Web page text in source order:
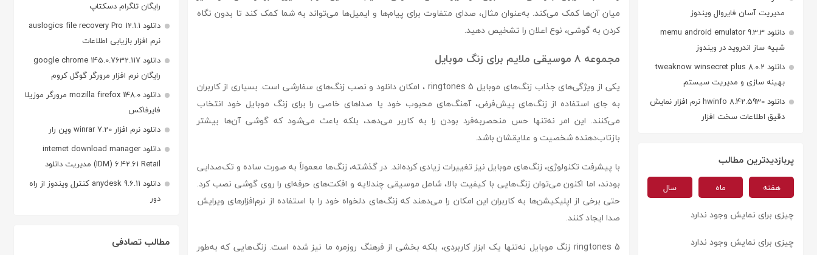
مدیریت آسان فایروال ویندوز
دانلود memu android emulator 9.3.3
شبیه ساز اندروید در ویندوز
دانلود tweaknow winsecret plus 8.0.2
بهینه سازی و مدیریت سیستم
دانلود hwinfo 8.42.5930 نرم افزار نمایش
دقیق اطلاعات سخت افزار
پربازدیدترین مطالب
هفته ماه سال
چیزی برای نمایش وجود ندارد
چیزی برای نمایش وجود ندارد
میان آن‌ها کمک می‌کند. به‌عنوان مثال، صدای متفاوت برای پیام‌ها و ایمیل‌ها می‌تواند به شما کمک کند تا بدون نگاه
کردن به گوشی، نوع اعلان را تشخیص دهید.
مجموعه 8 موسیقی ملایم برای زنگ موبایل
یکی از ویژگی‌های جذاب زنگ‌های موبایل ringtones 5 ، امکان دانلود و نصب زنگ‌های سفارشی است. بسیاری از کاربران
به جای استفاده از زنگ‌های پیش‌فرض، آهنگ‌های محبوب خود یا صداهای خاصی را برای زنگ موبایل خود انتخاب
می‌کنند. این امر نه‌تنها حس منحصربه‌فرد بودن را به کاربر می‌دهد، بلکه باعث می‌شود که گوشی آن‌ها بیشتر
بازتاب‌دهنده شخصیت و علایقشان باشد.
با پیشرفت تکنولوژی، زنگ‌های موبایل نیز تغییرات زیادی کرده‌اند. در گذشته، زنگ‌ها معمولاً به صورت ساده و تک‌صدایی
بودند، اما اکنون می‌توان زنگ‌هایی با کیفیت بالا، شامل موسیقی چندلایه و افکت‌های حرفه‌ای را روی گوشی نصب کرد.
حتی برخی از اپلیکیشن‌ها به کاربران این امکان را می‌دهند که زنگ‌های دلخواه خود را با استفاده از نرم‌افزارهای ویرایش
صدا ایجاد کنند.
ringtones 5 زنگ موبایل نه‌تنها یک ابزار کاربردی، بلکه بخشی از فرهنگ روزمره ما نیز شده است. زنگ‌هایی که به‌طور
رایگان تلگرام دسکتاپ
دانلود auslogics file recovery Pro 12.1.1
نرم افزار بازیابی اطلاعات
دانلود google chrome 145.0.7632.117
رایگان نرم افزار مرورگر گوگل کروم
دانلود mozilla firefox 148.0 مرورگر موزیلا
فایرفاکس
دانلود نرم افزار winrar 7.20 وین رار
دانلود internet download manager
(IDM) 6.42.61 Retail مدیریت دانلود
دانلود anydesk 9.6.11 کنترل ویندوز از راه
دور
مطالب تصادفی